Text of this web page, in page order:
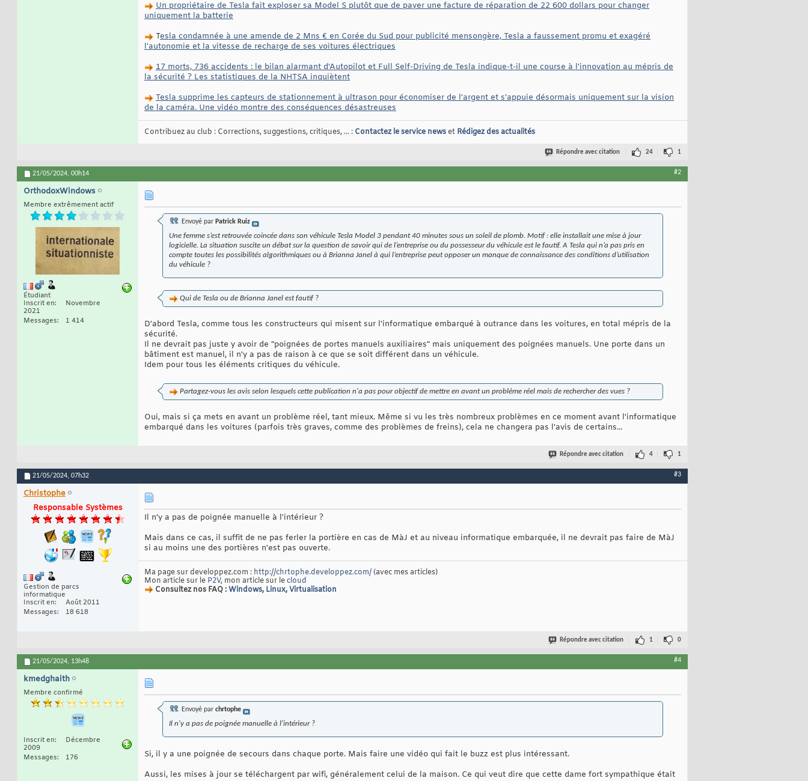
Un propriétaire de Tesla fait exploser sa Model S plutôt que de payer une facture de réparation de 22 600 dollars pour changer
uniquement la batterie
Tesla condamnée à une amende de 2 Mns € en Corée du Sud pour publicité mensongère, Tesla a faussement promu et exagéré
l'autonomie et la vitesse de recharge de ses voitures électriques
17 morts, 736 accidents : le bilan alarmant d'Autopilot et Full Self-Driving de Tesla indique-t-il une course à l'innovation au mépris de
la sécurité ? Les statistiques de la NHTSA inquiètent
Tesla supprime les capteurs de stationnement à ultrason pour économiser de l'argent et s'appuie désormais uniquement sur la vision
de la caméra. Une vidéo montre des conséquences désastreuses
Contribuez au club : Corrections, suggestions, critiques, ... : Contactez le service newset Rédigez des actualités
Répondre avec citation 24 1
21/05/2024, 00h14 #2
OrthodoxWindows
Membre extrêmement actif
Étudiant
Inscrit en
Novembre
2021
Messages
1 414
Envoyé par Patrick Ruiz
Une femme s’est retrouvée coincée dans son véhicule Tesla Model 3 pendant 40 minutes sous un soleil de plomb. Motif : elle installait une mise à jour
logicielle. La situation suscite un débat sur la question de savoir qui de l’entreprise ou du possesseur du véhicule est le fautif. A Tesla qui n’a pas pris en
compte toutes les possibilités algorithmiques ou à Brianna Janel à qui l’entreprise peut opposer un manque de connaissance des conditions d’utilisation
du véhicule ?
Qui de Tesla ou de Brianna Janel est fautif ?
D'abord Tesla, comme tous les constructeurs qui misent sur l'informatique embarqué à outrance dans les voitures, en total mépris de la
sécurité.
Il ne devrait pas juste y avoir de "poignées de portes manuels auxiliaires" mais uniquement des poignées manuels. Une porte dans un
bâtiment est manuel, il n'y a pas de raison à ce que se soit différent dans un véhicule.
Idem pour tous les éléments critiques du véhicule.
Partagez-vous les avis selon lesquels cette publication n'a pas pour objectif de mettre en avant un problème réel mais de rechercher des vues ?
Oui, mais si ça mets en avant un problème réel, tant mieux. Même si vu les très nombreux problèmes en ce moment avant l'informatique
embarqué dans les voitures (parfois très graves, comme des problèmes de freins), cela ne changera pas l'avis de certains...
Répondre avec citation 4 1
21/05/2024, 07h32 #3
Christophe
Responsable Systèmes
Gestion de parcs
informatique
Inscrit en
Août 2011
Messages
18 618
Il n'y a pas de poignée manuelle à l'intérieur ?
Mais dans ce cas, il suffit de ne pas ferler la portière en cas de MàJ et au niveau informatique embarquée, il ne devrait pas faire de MàJ
si au moins une des portières n'est pas ouverte.
Ma page sur developpez.com : http://chrtophe.developpez.com/(avec mes articles)
Mon article sur le P2V, mon article sur lecloud
Consultez nos FAQ :Windows, Linux,Virtualisation
Répondre avec citation 1 0
21/05/2024, 13h48 #4
kmedghaith
Membre confirmé
Inscrit en
Décembre
2009
Messages
176
Envoyé par chrtophe
Il n'y a pas de poignée manuelle à l'intérieur ?
Si, il y a une poignée de secours dans chaque porte. Mais faire une vidéo qui fait le buzz est plus intéressant.
Aussi, les mises à jour se téléchargent par wifi, généralement celui de la maison. Ce qui veut dire que cette dame fort sympathique était